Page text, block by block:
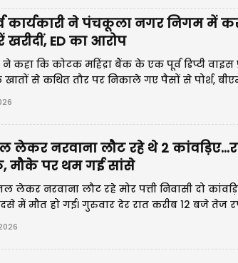
ने पंचकूला नगर निगम में
ED का आरोप
ने कहा कि कोटक महिंद्रा बैंक के एक पूर्व डिप्टी वाइस
से कथित तौर पर निकाले गए पैसों से पोर्श,
खरीदे।
लेकर नरवाना लौट रहे थे 2
मौके पर थम गई सांसे
लेकर नरवाना लौट रहे मोर पत्ती निवासी दो
में मौत हो गई। गुरुवार देर रात करीब 12 बजे तेज